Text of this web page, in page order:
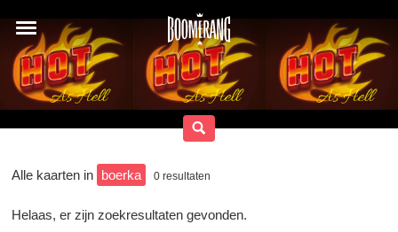
Alle kaarten in boerka 0 resultaten
Helaas, er zijn zoekresultaten gevonden.